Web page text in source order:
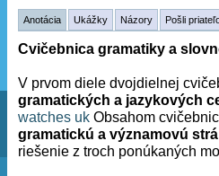
Anotácia Ukážky Názory Pošli
Cvičebnica gramatiky a
V prvom diele dvojdielnej
gramatických a jazykových
watches uk Obsahom
gramatickú a významovú
riešenie z troch ponúkaných